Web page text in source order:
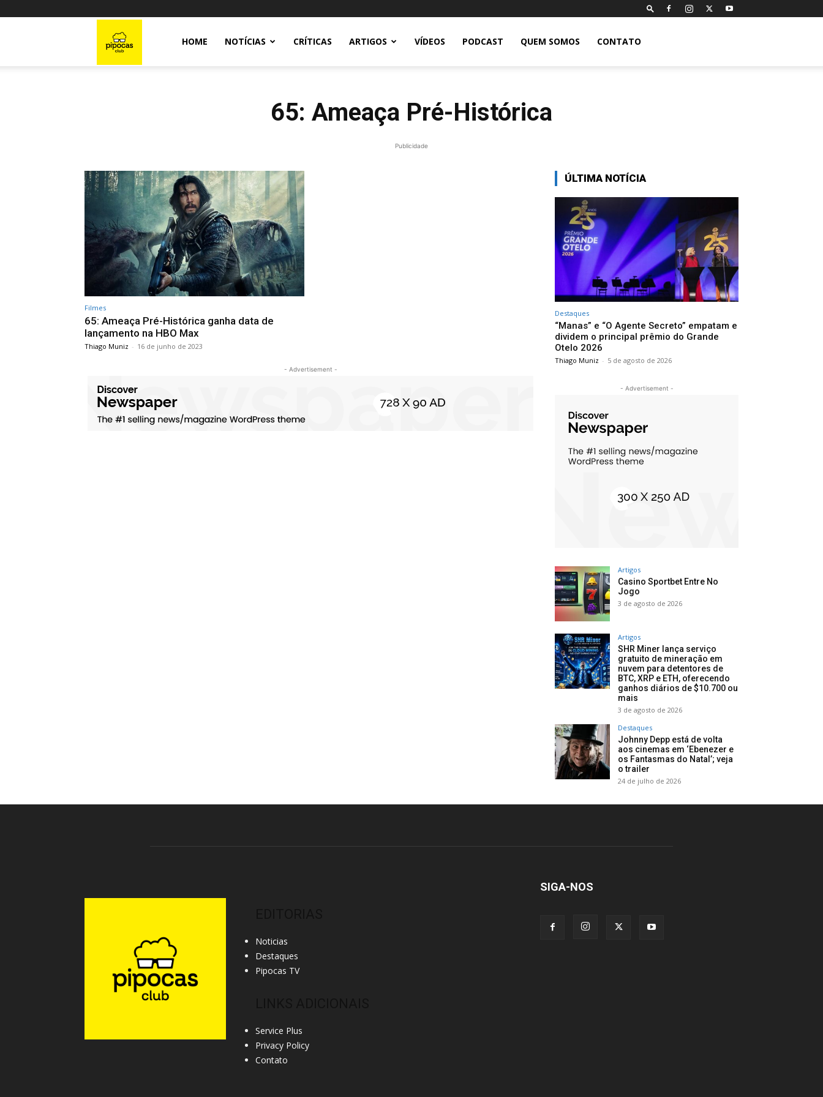
HOME NOTÍCIAS CRÍTICAS ARTIGOS VÍDEOS PODCAST QUEM SOMOS CONTATO
65: Ameaça Pré-Histórica
Publicidade
Filmes
65: Ameaça Pré-Histórica ganha data de
lançamento na HBO Max
Thiago Muniz - 16 de junho de 2023
- Advertisement -
ÚLTIMA NOTÍCIA
Destaques
“Manas” e “O Agente Secreto” empatam e
dividem o principal prêmio do Grande
Otelo 2026
Thiago Muniz - 5 de agosto de 2026
- Advertisement -
Artigos
Casino Sportbet Entre No
Jogo
3 de agosto de 2026
Artigos
SHR Miner lança serviço
gratuito de mineração em
nuvem para detentores de
BTC, XRP e ETH, oferecendo
ganhos diários de $10.700 ou
mais
3 de agosto de 2026
Destaques
Johnny Depp está de volta
aos cinemas em ‘Ebenezer e
os Fantasmas do Natal’; veja
o trailer
24 de julho de 2026
Noticias
Destaques
Pipocas TV
Service Plus
Privacy Policy
Contato
SIGA-NOS